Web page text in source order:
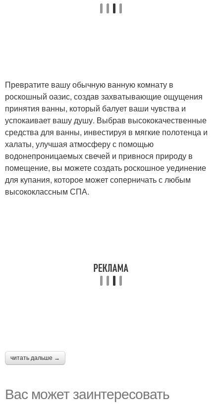
Превратите вашу обычную ванную комнату в
роскошный оазис, создав захватывающие ощущения
принятия ванны, который балует ваши чувства и
успокаивает вашу душу. Выбрав высококачественные
средства для ванны, инвестируя в мягкие полотенца и
халаты, улучшая атмосферу с помощью
водонепроницаемых свечей и привнося природу в
помещение, вы можете создать роскошное уединение
для купания, которое может соперничать с любым
высококлассным СПА.
читать дальше →
Вас может заинтересовать